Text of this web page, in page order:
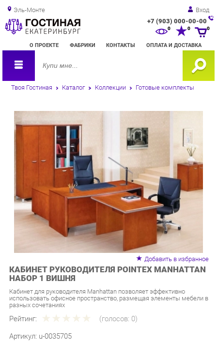
Эль-Монте Вход
+7 (903) 000-00-00
О ПРОЕКТЕ ФАБРИКИ КОНТАКТЫ ОПЛАТА И ДОСТАВКА
0 0
Твоя Гостиная Каталог Коллекции Готовые комплекты
Добавить в избранное
КАБИНЕТ РУКОВОДИТЕЛЯ POINTEX MANHATTAN
НАБОР 1 ВИШНЯ
Кабинет для руководителя Manhattan позволяет эффективно
разных сочетаниях
Рейтинг:
Артикул: u-0035705